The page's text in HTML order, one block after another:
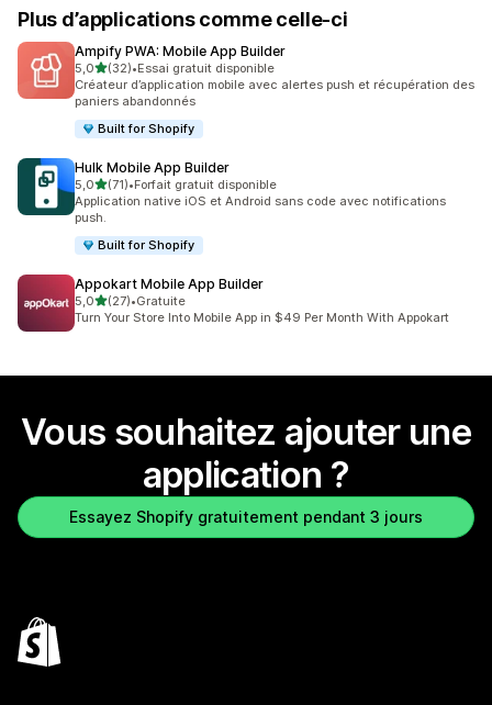
Plus d’applications comme celle-ci
Ampify PWA: Mobile App Builder
5,0étoile(s) sur 5
(32)
32 avis au total
•Essai gratuit disponible
Créateur d’application mobile avec alertes push et récupération des
paniers abandonnés
Built for Shopify
Hulk Mobile App Builder
5,0étoile(s) sur 5
(71)
71 avis au total
•Forfait gratuit disponible
Application native iOS et Android sans code avec notifications
push.
Built for Shopify
Appokart Mobile App Builder
5,0étoile(s) sur 5
(27)
27 avis au total
•Gratuite
Turn Your Store Into Mobile App in $49 Per Month With Appokart
Vous souhaitez ajouter une
application ?
Essayez Shopify gratuitement pendant 3 jours